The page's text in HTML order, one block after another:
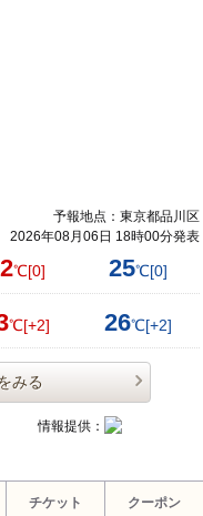
予報地点：東京都品川区
2026年08月06日 18時00分発表
℃[0] 25℃[0]
℃[+2] 26℃[+2]
みる
情報提供：
チケット クーポン